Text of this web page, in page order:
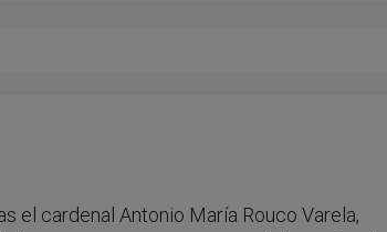
el cardenal Antonio María Rouco Varela,